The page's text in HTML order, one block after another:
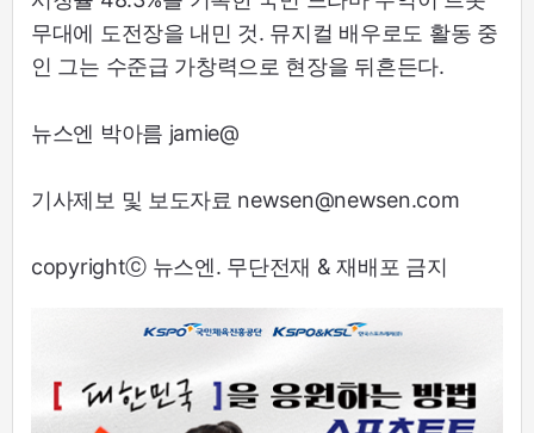
무대에 도전장을 내민 것. 뮤지컬 배우로도 활동 중
인 그는 수준급 가창력으로 현장을 뒤흔든다.
뉴스엔 박아름 jamie@
기사제보 및 보도자료 newsen@newsen.com
copyrightⓒ 뉴스엔. 무단전재 & 재배포 금지